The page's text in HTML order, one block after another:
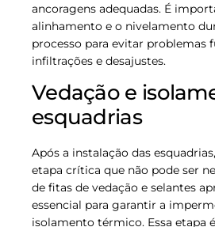
ancoragens adequadas. É
alinhamento e o nivelamento
processo para evitar problemas
infiltrações e desajustes.
Vedação e
esquadrias
Após a instalação das
etapa crítica que não pode ser
de fitas de vedação e selantes
essencial para garantir a
isolamento térmico. Essa etapa